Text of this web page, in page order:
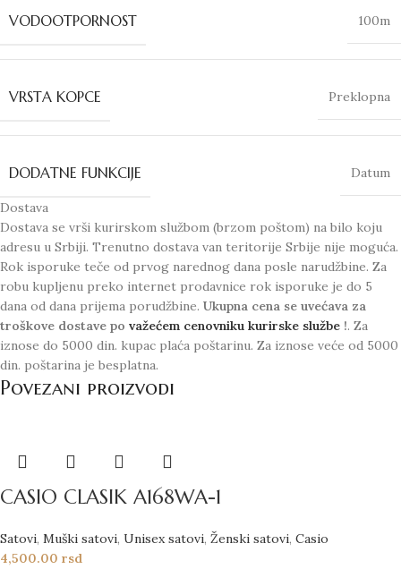
VODOOTPORNOST 100m
VRSTA KOPCE Preklopna
DODATNE FUNKCIJE Datum
Dostava
Dostava se vrši kurirskom službom (brzom poštom) na bilo koju
adresu u Srbiji. Trenutno dostava van teritorije Srbije nije moguća.
Rok isporuke teče od prvog narednog dana posle narudžbine. Za
robu kupljenu preko internet prodavnice rok isporuke je do 5
dana od dana prijema porudžbine. Ukupna cena se uvećava za
troškove dostave po važećem cenovniku kurirske službe !. Za
iznose do 5000 din. kupac plaća poštarinu. Za iznose veće od 5000
din. poštarina je besplatna.
Povezani proizvodi
CASIO CLASIK A168WA-1
Satovi, Muški satovi, Unisex satovi, Ženski satovi, Casio
4,500.00 rsd